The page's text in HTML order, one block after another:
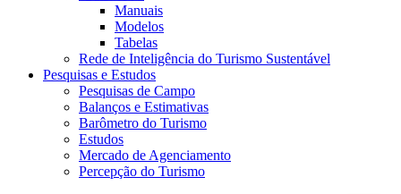
Manuais
Modelos
Tabelas
Rede de Inteligência do Turismo Sustentável
Pesquisas e Estudos
Pesquisas de Campo
Balanços e Estimativas
Barômetro do Turismo
Estudos
Mercado de Agenciamento
Percepção do Turismo